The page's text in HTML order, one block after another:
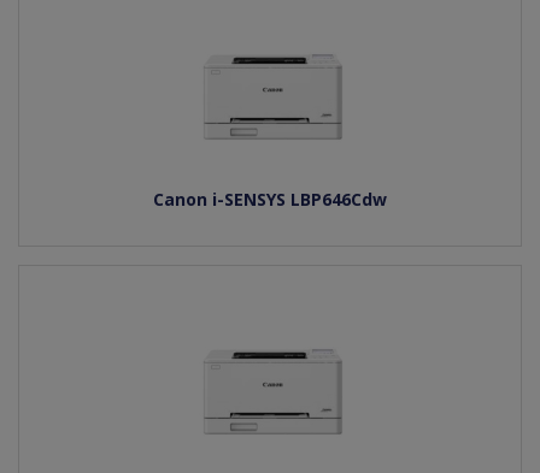
Canon i-SENSYS LBP646Cdw